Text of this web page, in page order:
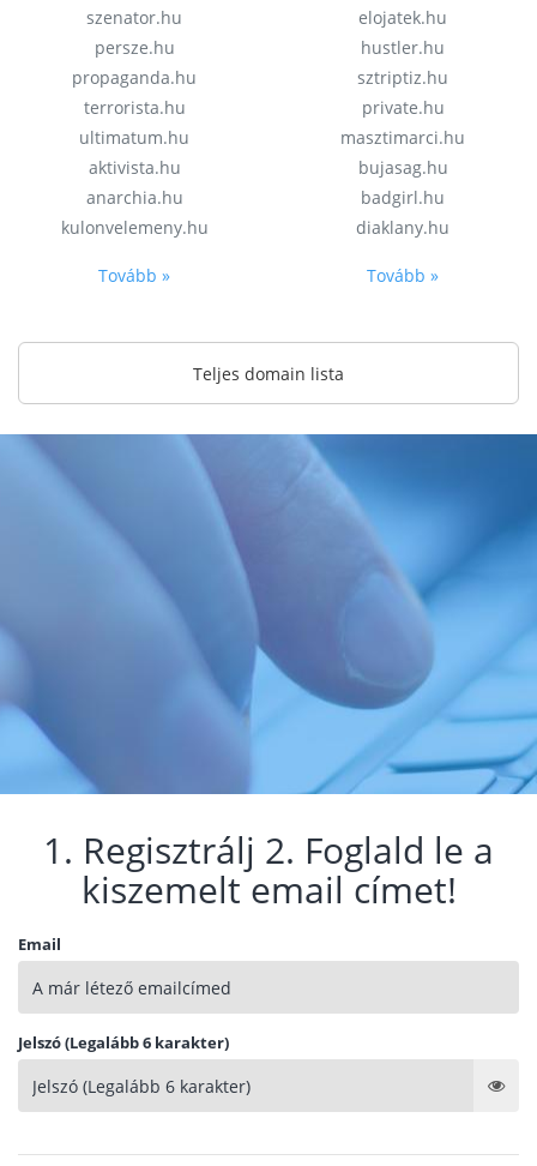
szenator.hu
persze.hu
propaganda.hu
terrorista.hu
ultimatum.hu
aktivista.hu
anarchia.hu
kulonvelemeny.hu
Tovább »
elojatek.hu
hustler.hu
sztriptiz.hu
private.hu
masztimarci.hu
bujasag.hu
badgirl.hu
diaklany.hu
Tovább »
Teljes domain lista
1. Regisztrálj 2. Foglald le a
kiszemelt email címet!
Email
Jelszó (Legalább 6 karakter)